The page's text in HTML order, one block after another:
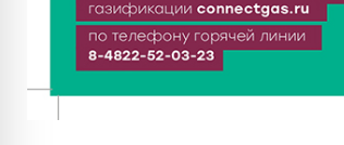
Спрос растёт: жители других регионов
оформляют недвижимость в Тверской